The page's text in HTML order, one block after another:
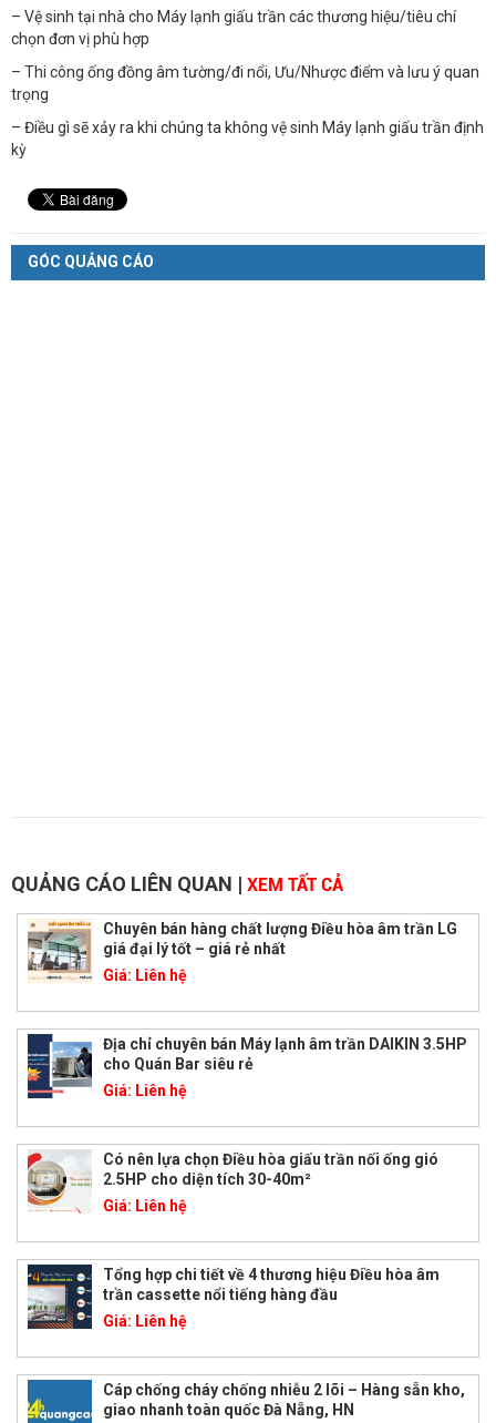
– Vệ sinh tại nhà cho Máy lạnh giấu trần các thương hiệu/tiêu chí
chọn đơn vị phù hợp
– Thi công ống đồng âm tường/đi nổi, Ưu/Nhược điểm và lưu ý quan
trọng
– Điều gì sẽ xảy ra khi chúng ta không vệ sinh Máy lạnh giấu trần định
kỳ
GÓC QUẢNG CÁO
QUẢNG CÁO LIÊN QUAN | XEM TẤT CẢ
Chuyên bán hàng chất lượng Điều hòa âm trần LG
giá đại lý tốt – giá rẻ nhất
Giá: Liên hệ
Địa chỉ chuyên bán Máy lạnh âm trần DAIKIN 3.5HP
cho Quán Bar siêu rẻ
Giá: Liên hệ
Có nên lựa chọn Điều hòa giấu trần nối ống gió
2.5HP cho diện tích 30-40m²
Giá: Liên hệ
Tổng hợp chi tiết về 4 thương hiệu Điều hòa âm
trần cassette nổi tiếng hàng đầu
Giá: Liên hệ
Cáp chống cháy chống nhiễu 2 lõi – Hàng sẵn kho,
giao nhanh toàn quốc Đà Nẵng, HN